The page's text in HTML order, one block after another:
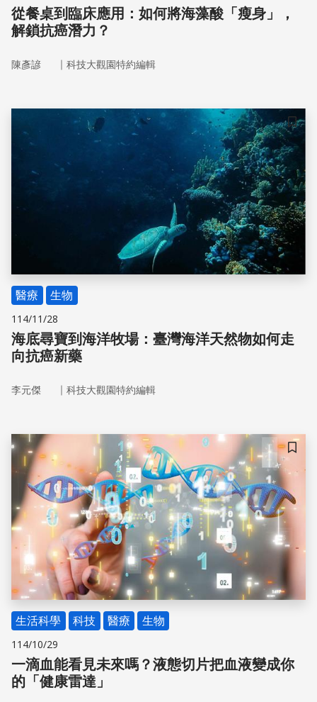
從餐桌到臨床應用：如何將海藻酸「瘦身」，
解鎖抗癌潛力？
陳彥諺 ｜ 科技大觀園特約編輯
儲存
醫療 生物
114/11/28
海底尋寶到海洋牧場：臺灣海洋天然物如何走
向抗癌新藥
李元傑 ｜ 科技大觀園特約編輯
儲存
生活科學 科技 醫療 生物
114/10/29
一滴血能看見未來嗎？液態切片把血液變成你
的「健康雷達」